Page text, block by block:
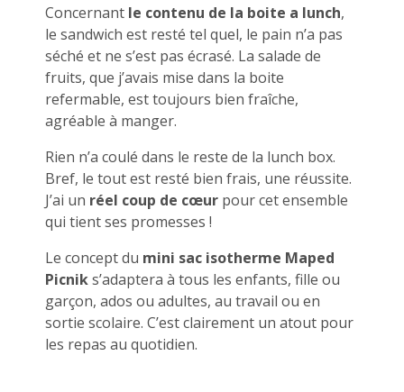
Concernant le contenu de la boite a lunch,
le sandwich est resté tel quel, le pain n’a pas
séché et ne s’est pas écrasé. La salade de
fruits, que j’avais mise dans la boite
refermable, est toujours bien fraîche,
agréable à manger.
Rien n’a coulé dans le reste de la lunch box.
Bref, le tout est resté bien frais, une réussite.
J’ai un réel coup de cœur pour cet ensemble
qui tient ses promesses !
Le concept du mini sac isotherme Maped
Picniks’adaptera à tous les enfants, fille ou
garçon, ados ou adultes, au travail ou en
sortie scolaire. C’est clairement un atout pour
les repas au quotidien.